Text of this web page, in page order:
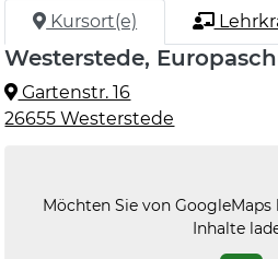
Kursort(e)
Westerstede,
Gartenstr. 16
26655 Westerstede
Möchten Sie von GoogleMaps
Inhalte